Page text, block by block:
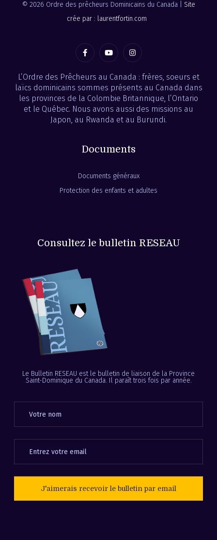
© 2026 Ordre des prêcheurs Dominicains du Canada | Site
crée par : laurentfortin.com
L’Ordre des Prêcheurs au Canada : frères, soeurs et
laïcs dominicains sommes présents au Canada dans
les provinces de la Colombie Britannique, l’Ontario
et le Québec. Nous avons aussi des missions au
Japon, au Rwanda et au Burundi.
Documents
Documents généraux
Protection des enfants et adultes
Consultez le bulletin RESEAU
Le Bulletin RESEAU est le bulletin de liaison de la Province
Saint-Dominique du Canada. Il paraît trois fois par année.
J'aimerais recevoir le bulletin par email